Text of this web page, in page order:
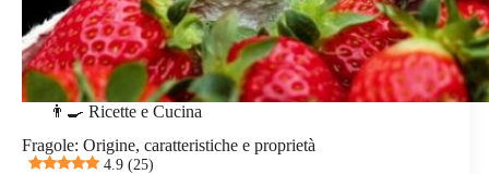
👨‍🍳 Ricette e Cucina
Fragole: Origine, caratteristiche e proprietà
4.9 (25)